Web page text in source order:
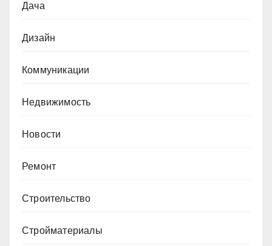
Дача
Дизайн
Коммуникации
Недвижимость
Новости
Ремонт
Строительство
Стройматериалы